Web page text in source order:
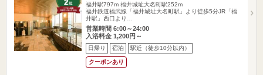
福井駅797m 福井城址大名町駅252m
福井鉄道福武線「福井城址大名町駅」より徒歩5分JR「福
井駅」西口より…
営業時間 6:00～24:00
入浴料金 1,200円～
日帰り 宿泊 駅近（徒歩10分以内）
クーポンあり